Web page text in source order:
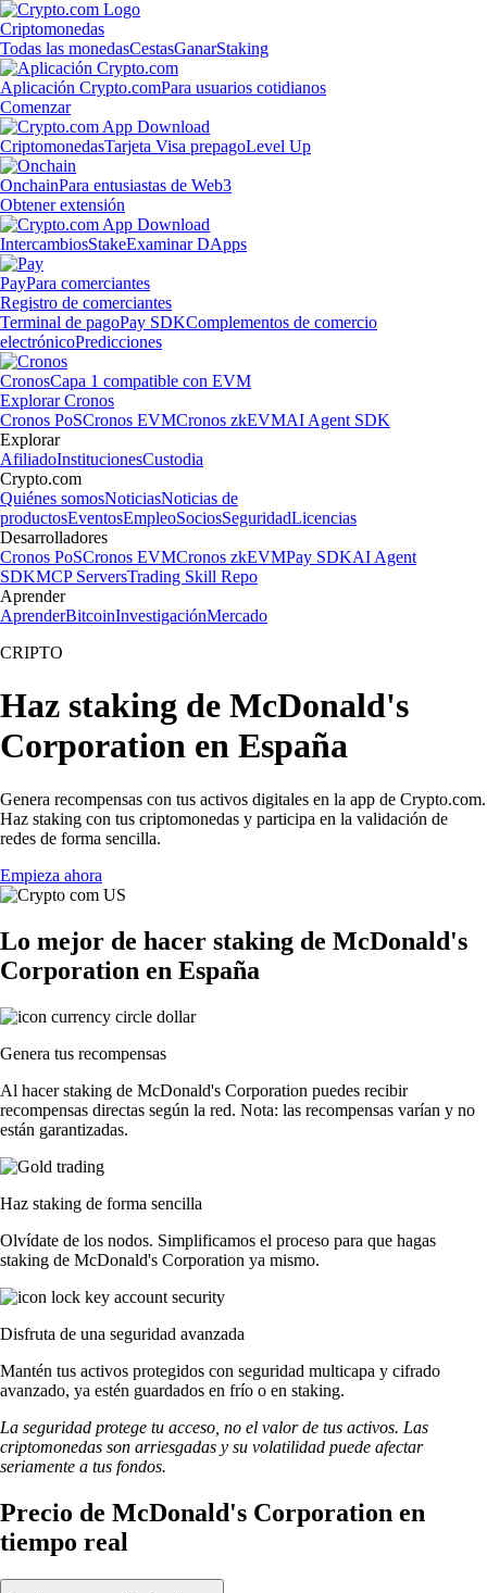
Criptomonedas
Todas las monedasCestasGanarStaking
Aplicación Crypto.comPara usuarios cotidianos
Comenzar
CriptomonedasTarjeta Visa prepagoLevel Up
OnchainPara entusiastas de Web3
Obtener extensión
IntercambiosStakeExaminar DApps
PayPara comerciantes
Registro de comerciantes
Terminal de pagoPay SDKComplementos de comercio
electrónicoPredicciones
CronosCapa 1 compatible con EVM
Explorar Cronos
Cronos PoSCronos EVMCronos zkEVMAI Agent SDK
Explorar
AfiliadoInstitucionesCustodia
Crypto.com
Quiénes somosNoticiasNoticias de
productosEventosEmpleoSociosSeguridadLicencias
Desarrolladores
Cronos PoSCronos EVMCronos zkEVMPay SDKAI Agent
SDKMCP ServersTrading Skill Repo
Aprender
AprenderBitcoinInvestigaciónMercado
CRIPTO
Haz staking de McDonald's
Corporation en España
Genera recompensas con tus activos digitales en la app de Crypto.com.
Haz staking con tus criptomonedas y participa en la validación de
redes de forma sencilla.
Empieza ahora
Lo mejor de hacer staking de McDonald's
Corporation en España
Genera tus recompensas
Al hacer staking de McDonald's Corporation puedes recibir
recompensas directas según la red. Nota: las recompensas varían y no
están garantizadas.
Haz staking de forma sencilla
Olvídate de los nodos. Simplificamos el proceso para que hagas
staking de McDonald's Corporation ya mismo.
Disfruta de una seguridad avanzada
Mantén tus activos protegidos con seguridad multicapa y cifrado
avanzado, ya estén guardados en frío o en staking.
La seguridad protege tu acceso, no el valor de tus activos. Las
criptomonedas son arriesgadas y su volatilidad puede afectar
seriamente a tus fondos.
Precio de McDonald's Corporation en
tiempo real